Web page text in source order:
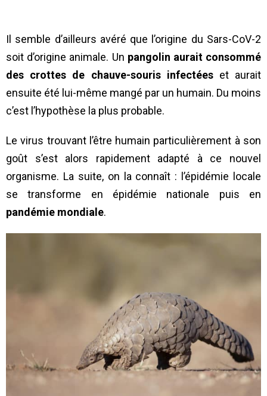
Il semble d’ailleurs avéré que l’origine du Sars-CoV-2
soit d’origine animale. Un pangolin aurait consommé
des crottes de chauve-souris infectéeset aurait
ensuite été lui-même mangé par un humain. Du moins
c’est l’hypothèse la plus probable.
Le virus trouvant l’être humain particulièrement à son
goût s’est alors rapidement adapté à ce nouvel
organisme. La suite, on la connaît : l’épidémie locale
se transforme en épidémie nationale puis en
pandémie mondiale.